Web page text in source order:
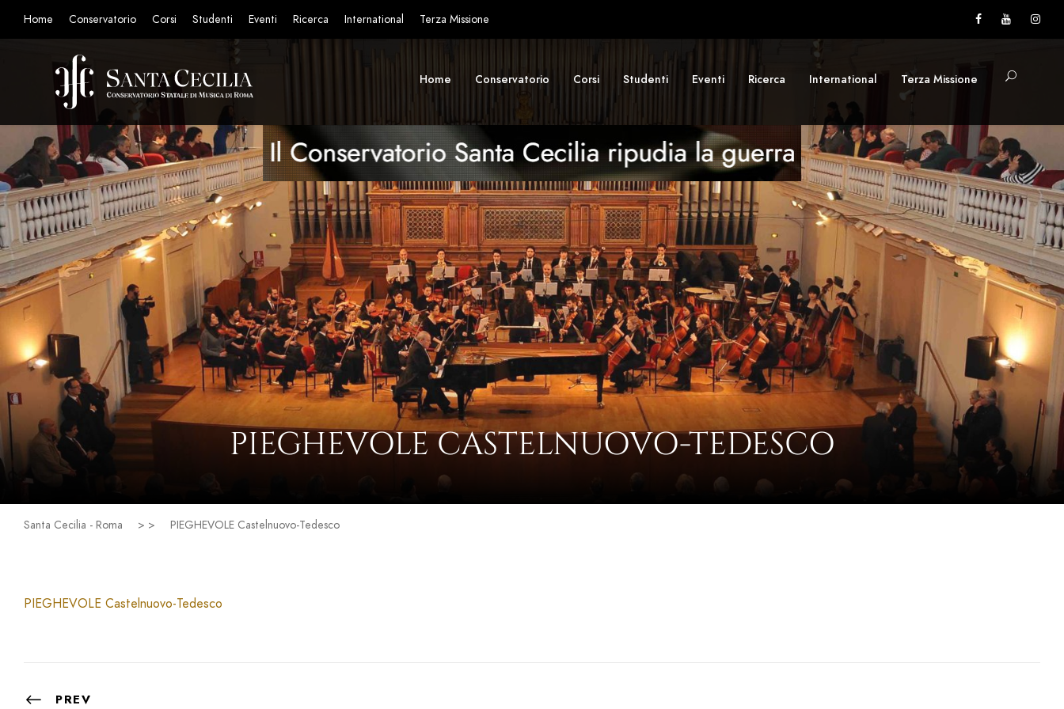
Home Conservatorio Corsi Studenti Eventi Ricerca International Terza Missione
Home Conservatorio Corsi Studenti Eventi Ricerca International Terza Missione
PIEGHEVOLE CASTELNUOVO-TEDESCO
Santa Cecilia - Roma > > PIEGHEVOLE Castelnuovo-Tedesco
PIEGHEVOLE Castelnuovo-Tedesco
PREV